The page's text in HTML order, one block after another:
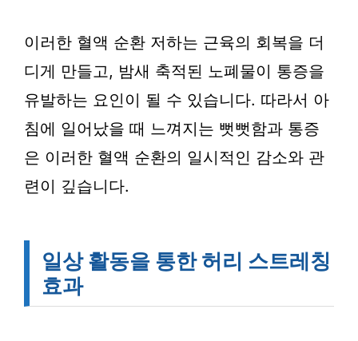
이러한 혈액 순환 저하는 근육의 회복을 더
디게 만들고, 밤새 축적된 노폐물이 통증을
유발하는 요인이 될 수 있습니다. 따라서 아
침에 일어났을 때 느껴지는 뻣뻣함과 통증
은 이러한 혈액 순환의 일시적인 감소와 관
련이 깊습니다.
일상 활동을 통한 허리 스트레칭
효과